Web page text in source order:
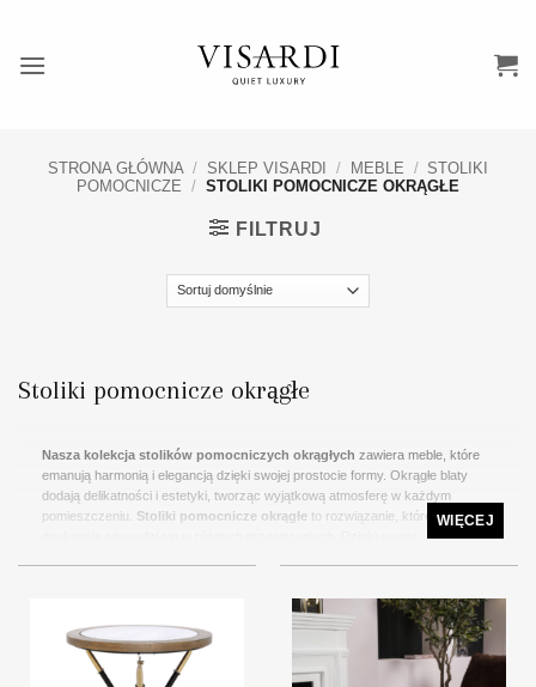
zawartości
STRONA GŁÓWNA / SKLEP VISARDI / MEBLE / STOLIKI
POMOCNICZE / STOLIKI POMOCNICZE OKRĄGŁE
FILTRUJ
Stoliki pomocnicze okrągłe
Nasza kolekcja stolików pomocniczych okrągłych zawiera meble, które
emanują harmonią i elegancją dzięki swojej prostocie formy. Okrągłe blaty
dodają delikatności i estetyki, tworząc wyjątkową atmosferę w każdym
pomieszczeniu.
Stoliki pomocnicze okrągłe to rozwiązanie, które
elegancka forma nadaje pomieszczeniom harmonii i przytulności, tworząc
przestrzeń sprzyjającą relaksowi i odpoczynkowi. Dostępne w różnych
wykończeniach i stylach, nasze stoliki pomocnicze okrągłe są nie tylko
funkcjonalne, ale także stanowią piękny element dekoracyjny, który uzupełni
aranżację każdego wnętrza.
WIĘCEJ